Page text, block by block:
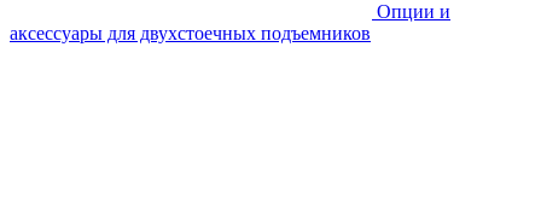
Опции и
аксессуары для двухстоечных подъемников